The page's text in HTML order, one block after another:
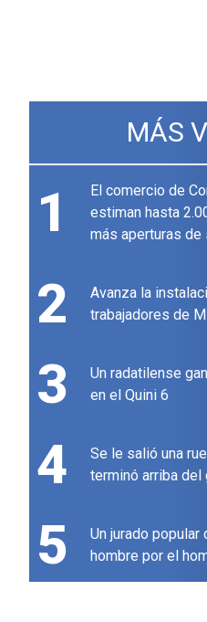
MÁS
1
El comercio de
estiman hasta
más aperturas
2
Avanza la
trabajadores de
3
Un radatilense
en el Quini 6
4
Se le salió una
terminó arriba del
5
Un jurado popular
hombre por el